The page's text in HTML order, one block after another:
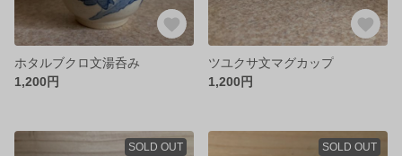
ホタルブクロ文湯呑み
1,200円
ツユクサ文マグカップ
1,200円
SOLD OUT SOLD OUT